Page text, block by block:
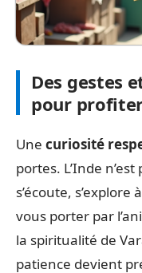
Des gestes
pour
Une curiosité
portes. L’Inde
s’écoute,
vous porter par
la spiritualité de
patience devient